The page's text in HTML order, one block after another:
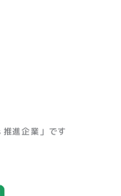
進企業」です